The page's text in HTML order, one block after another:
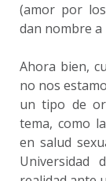
(amor por
dan nombre a
Ahora bien,
no nos
un tipo de
tema, como
en salud
Universidad